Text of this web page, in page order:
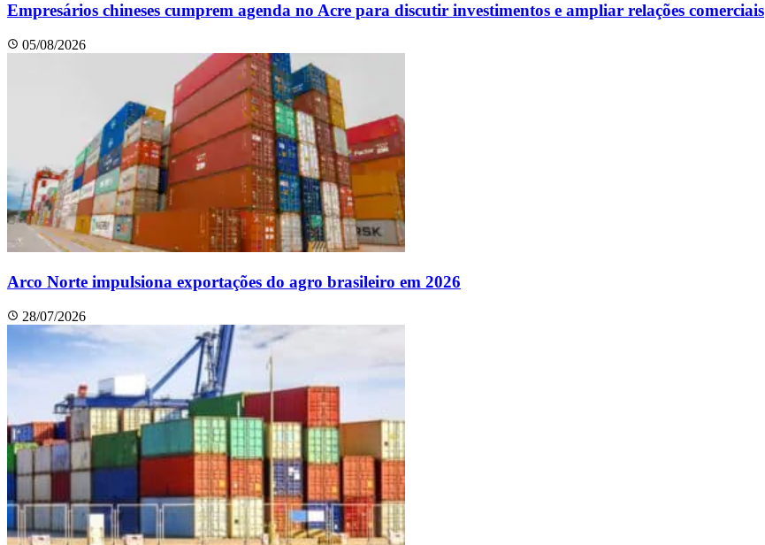
Empresários chineses cumprem agenda no Acre para discutir investimentos e ampliar relações comerciais
05/08/2026
Arco Norte impulsiona exportações do agro brasileiro em 2026
28/07/2026